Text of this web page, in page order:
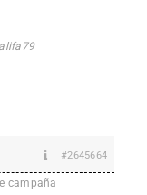
#2645664
campaña